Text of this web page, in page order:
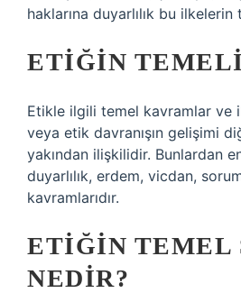
haklarına duyarlılık bu
ETIĞIN
Etikle ilgili temel kavramlar ve
veya etik davranışın gelişimi
yakından ilişkilidir. Bunlardan
duyarlılık, erdem, vicdan,
kavramlarıdır.
ETIĞIN TEMEL
NEDIR?